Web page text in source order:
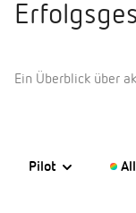
Insights
Ein Überblick über
Pilot